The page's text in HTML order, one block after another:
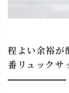
程よい余裕が
番リュックサ